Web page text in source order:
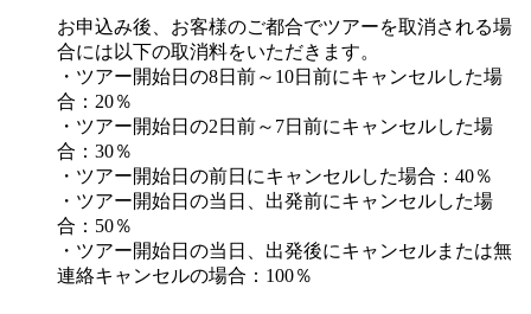
お申込み後、お客様のご都合でツアーを取消される場
合には以下の取消料をいただきます。
・ツアー開始日の8日前～10日前にキャンセルした場
合：20％
・ツアー開始日の2日前～7日前にキャンセルした場
合：30％
・ツアー開始日の前日にキャンセルした場合：40％
・ツアー開始日の当日、出発前にキャンセルした場
合：50％
・ツアー開始日の当日、出発後にキャンセルまたは無
連絡キャンセルの場合：100％